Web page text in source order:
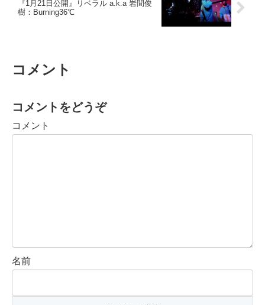
『1月21日公開』リベラル a.k.a 岩間俊
樹：Burning36℃
コメント
コメントをどうぞ
コメント
名前